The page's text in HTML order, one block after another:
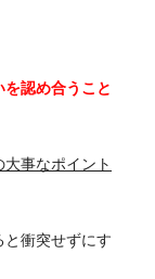
認め合うこと
事なポイント
衝突せずにす